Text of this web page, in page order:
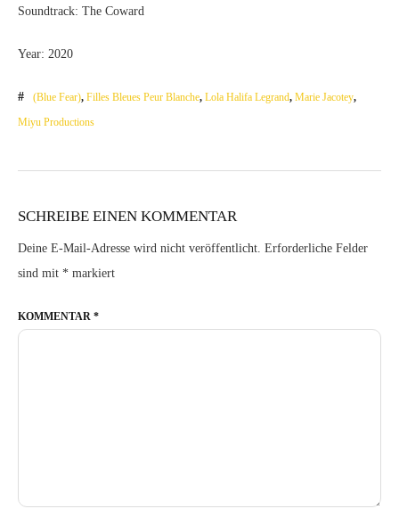
Soundtrack: The Coward
Year: 2020
(Blue Fear), Filles Bleues Peur Blanche, Lola Halifa Legrand, Marie Jacotey,
Miyu Productions
SCHREIBE EINEN KOMMENTAR
Deine E-Mail-Adresse wird nicht veröffentlicht. Erforderliche Felder
sind mit * markiert
KOMMENTAR *